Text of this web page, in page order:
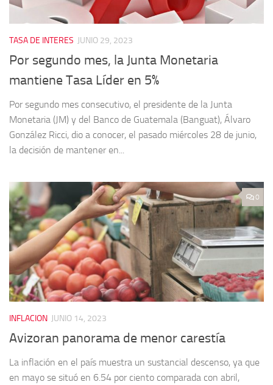
TASA DE INTERES JUNIO 29, 2023
Por segundo mes, la Junta Monetaria
mantiene Tasa Líder en 5%
Por segundo mes consecutivo, el presidente de la Junta
Monetaria (JM) y del Banco de Guatemala (Banguat), Álvaro
González Ricci, dio a conocer, el pasado miércoles 28 de junio,
la decisión de mantener en...
0
INFLACION JUNIO 14, 2023
Avizoran panorama de menor carestía
La inflación en el país muestra un sustancial descenso, ya que
en mayo se situó en 6.54 por ciento comparada con abril,